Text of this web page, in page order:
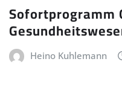
Sofortprogramm
Heino Kuhlemann